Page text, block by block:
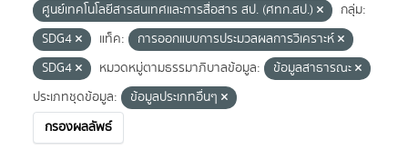
ศูนย์เทคโนโลยีสารสนเทศและการสื่อสาร สป. (ศทก.สป.)
กลุ่ม:
SDG4
แท็ค:
การออกแบบการประมวลผลการวิเคราะห์
SDG4
หมวดหมู่ตามธรรมาภิบาลข้อมูล:
ข้อมูลสาธารณะ
ประเภทชุดข้อมูล:
ข้อมูลประเภทอื่นๆ
กรองผลลัพธ์